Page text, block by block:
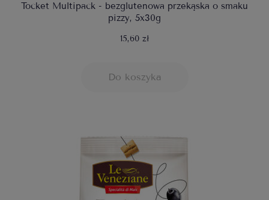
Tocket Multipack - bezglutenowa przekąska o smaku
pizzy, 5x30g
15,60 zł
Do koszyka